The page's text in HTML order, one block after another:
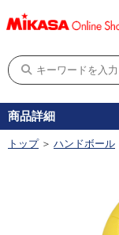
商品詳細
トップ ＞ ハンドボール